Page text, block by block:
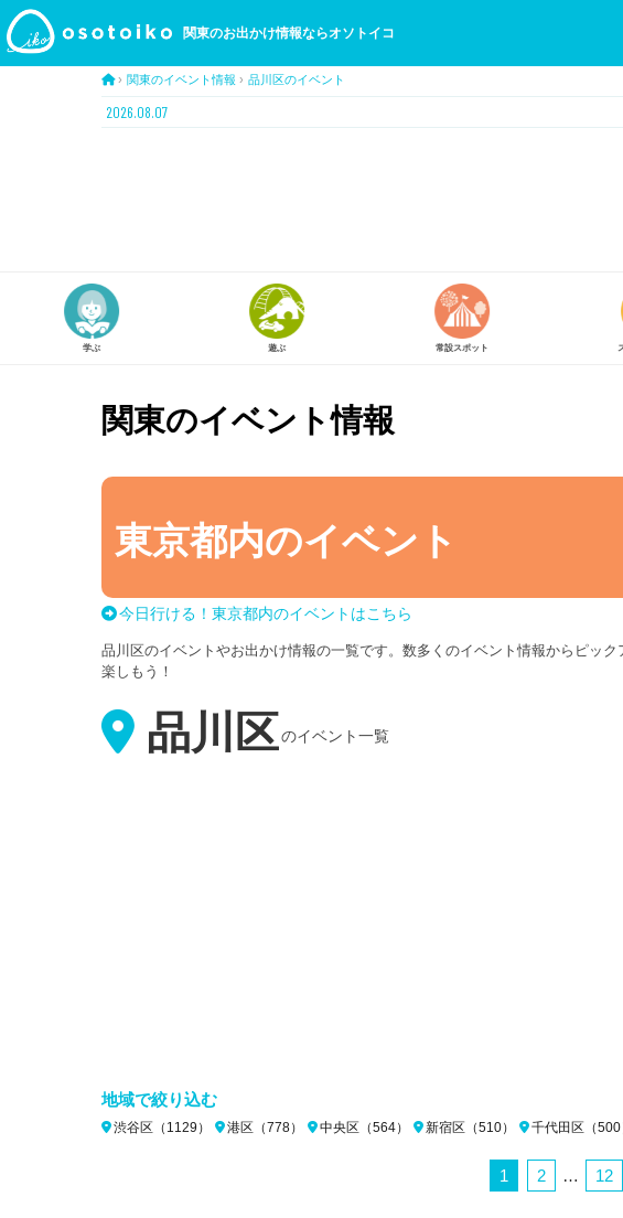
関東のお出かけ情報ならオソトイコ
› 関東のイベント情報 › 品川区のイベント
2026.08.07
遊ぶ 常設スポット スタンプラリー
関東のイベント情報
東京都内のイベント
今日行ける！東京都内のイベントはこちら
品川区のイベントやお出かけ情報の一覧です。数多くのイベント情報からピッ
楽しもう！
品川区のイベント一覧
地域で絞り込む
渋谷区（1129） 港区（778） 中央区（564） 新宿区（510） 千代田区（500
1 2 … 12